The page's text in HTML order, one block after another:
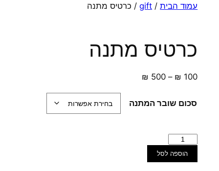
עמוד הבית/
gift/ כרטיס מתנה
כרטיס מתנה
₪ 100
–
₪ 500
טווח
סכום שובר המתנה
כמות
כרטיס
הוספה לסל